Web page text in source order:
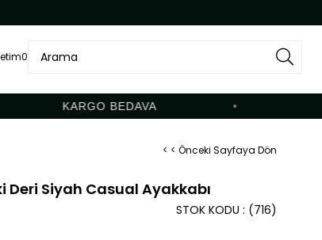
0
KARGO BEDAVA
< < Önceki Sayfaya Dön
Deri Siyah Casual Ayakkabı
(716)
STOK KODU